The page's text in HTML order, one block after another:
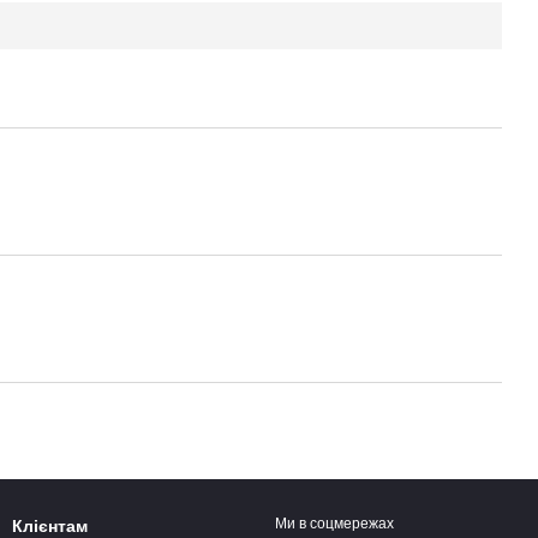
Клієнтам Ми в соцмережах